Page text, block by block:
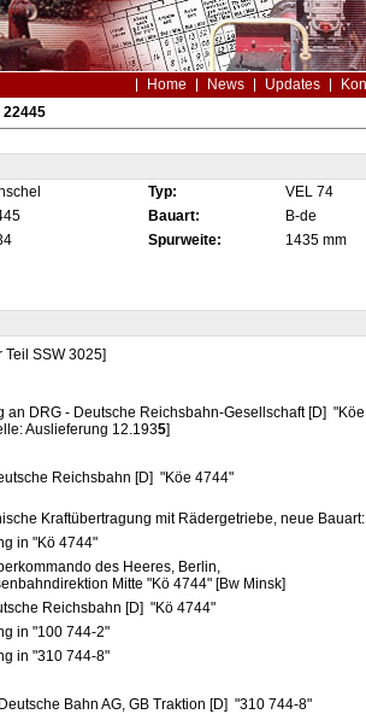
Home News Updates
Typ: VEL 74
Bauart: B-de
Spurweite:
1435 mm
Teil SSW 3025]
an DRG - Deutsche Reichsbahn-Gesellschaft [D]
Auslieferung 12.1935]
Reichsbahn [D] "Köe 4744"
Kraftübertragung mit Rädergetriebe, neue Bauart:
in "Kö 4744"
des Heeres, Berlin,
Mitte "Kö 4744" [Bw Minsk]
Reichsbahn [D] "Kö 4744"
in "100 744-2"
in "310 744-8"
Bahn AG, GB Traktion [D] "310 744-8"